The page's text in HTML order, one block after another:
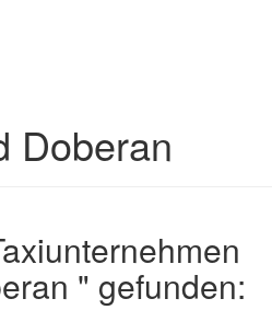
Doberan
" gefunden: